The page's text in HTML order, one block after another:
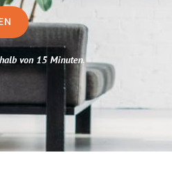
von 15 Minuten.